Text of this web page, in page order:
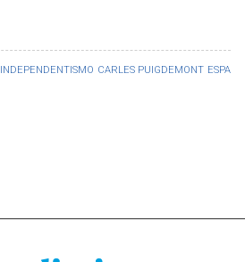
INDEPENDENTISMO CARLES PUIGDEMONT ESPAÑA